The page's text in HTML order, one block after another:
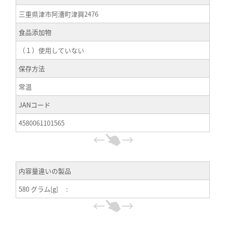
三重県津市阿漕町津興2476
食品添加物
（１）使用していない
保存方法
常温
JANコード
4580061101565
内容量違いの製品
580 グラム[g] :